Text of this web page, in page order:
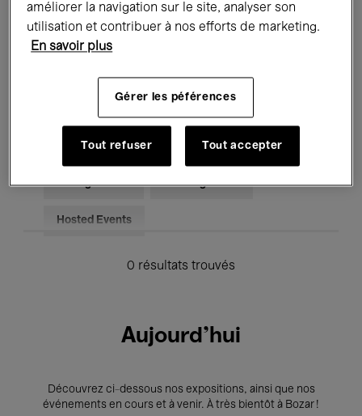
Rencontres & Débats Jazz
Musique classique
Musique électronique
Pour tous Kids’ Palace
Enseignement Visites guidées
Hosted Events
0 résultats trouvés
Aujourd'hui
Découvrez ci-dessous nos expositions, ainsi que nos
événements en cours et à venir. À très bientôt à Bozar !
améliorer la navigation sur le site, analyser son
utilisation et contribuer à nos efforts de marketing.
En savoir plus
Gérer les péférences
Tout refuser Tout accepter